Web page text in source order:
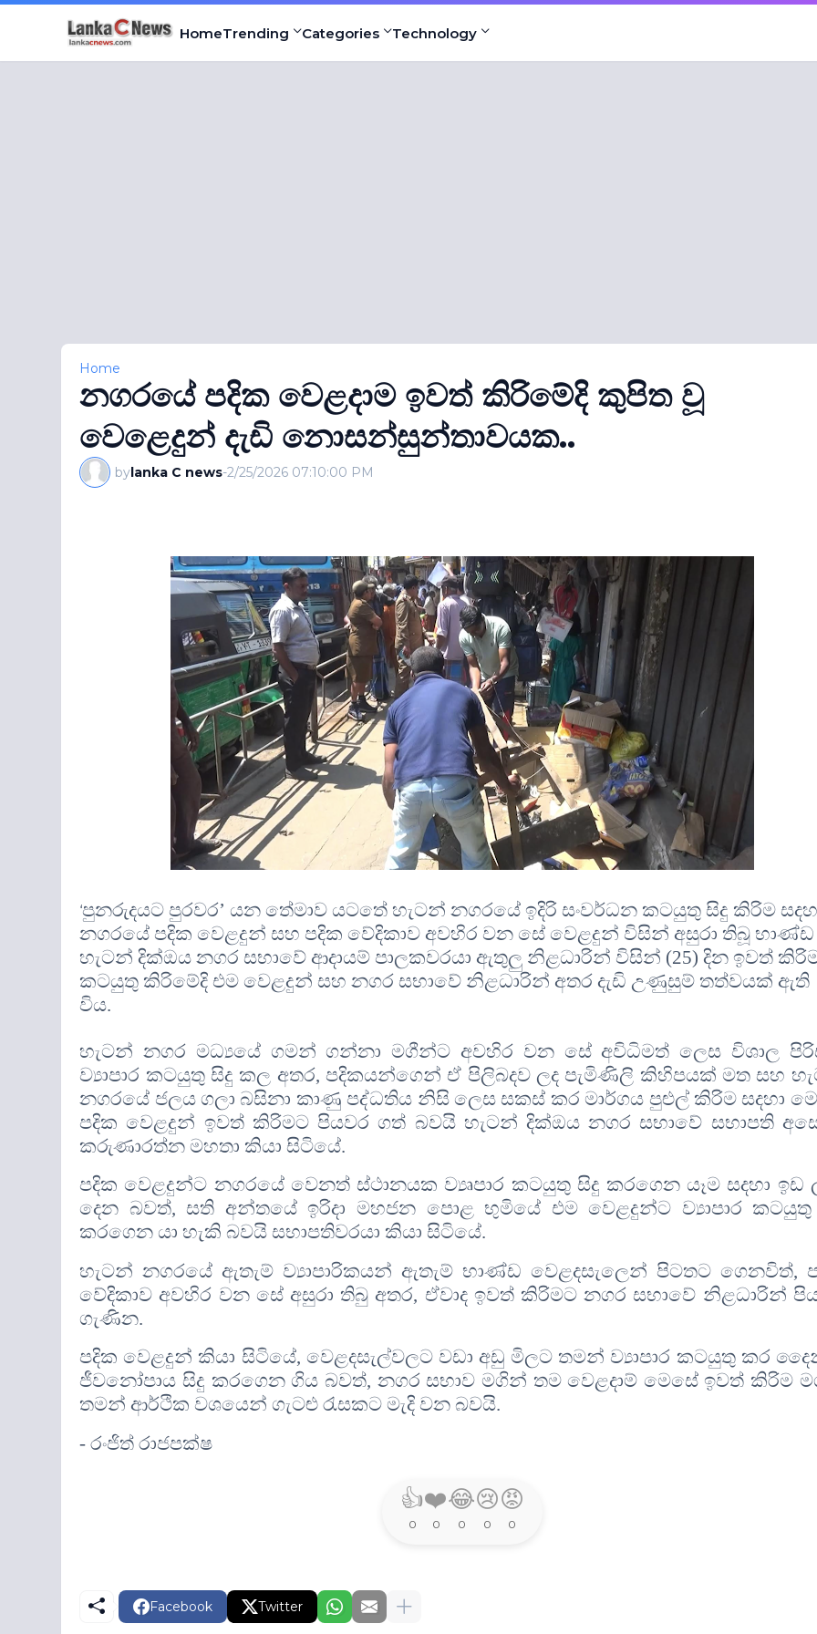
HomeTrending Categories Technology
Home
නගරයේ පදික වෙළදාම ඉවත් කිරිමේදි කුපිත වූ
වෙළෙදුන් දැඩි නොසන්සුන්තාවයක..
bylanka C news-2/25/2026 07:10:00 PM
‘පුනරුදයට පුරවර’ යන තේමාව යටතේ හැටන් නගරයේ ඉදිරි සංවර්ධන කටයුතු සිදු කිරිම
නගරයේ පදික වෙළදුන් සහ පදික වේදිකාව අවහිර වන සේ වෙළදුන් විසින් අසුරා තිබූ භාණ්ඩ
හැටන් දික්ඔය නගර සභාවේ ආදායම් පාලකවරයා ඇතුලු නිළධාරින් විසින් (25) දින ඉවත්
කටයුතු කිරිමේදි එම වෙළදුන් සහ නගර සභාවේ නිළධාරින් අතර දැඩි උණුසුම් තත්වයක් ඇති
විය.
හැටන් නගර මධ්‍යයේ ගමන් ගන්නා මගීන්ට අවහිර වන සේ අවිධිමත් ලෙස විශාල
ව්‍යාපාර කටයුතු සිදු කල අතර, පදිකයන්ගෙන් ඒ පිලිබදව ලද පැමිණිලි කිහිපයක් මත සහ
නගරයේ ජලය ගලා බසිනා කාණු පද්ධතිය නිසි ලෙස සකස් කර මාර්ගය පුළුල් කිරිම සදහා
පදික වෙළදුන් ඉවත් කිරිමට පියවර ගත් බවයි හැටන් දික්ඔය නගර සභාවේ සභාපති
කරුණාරත්න මහතා කියා සිටියේ.
පදික වෙළදුන්ට නගරයේ වෙනත් ස්ථානයක ව්‍යෘපාර කටයුතු සිදු කරගෙන යෑම සදහා ඉඩ
දෙන බවත්, සති අන්තයේ ඉරිදා මහජන පොළ භුමියේ එම වෙළදුන්ට ව්‍යාපාර කටයුතු
කරගෙන යා හැකි බවයි සභාපතිවරයා කියා සිටියේ.
හැටන් නගරයේ ඇතැම් ව්‍යාපාරිකයන් ඇතැම් භාණ්ඩ වෙළදසැලෙන් පිටතට ගෙනවිත්,
වේදිකාව අවහිර වන සේ අසුරා තිබු අතර, ඒවාද ඉවත් කිරිමට නගර සභාවේ නිළධාරින්
ගැණින.
පදික වෙළදුන් කියා සිටියේ, වෙළදසැල්වලට වඩා අඩු මිලට තමන් ව්‍යාපාර කටයුතු කර
ජීවනෝපාය සිදු කරගෙන ගිය බවත්, නගර සභාව මගින් තම වෙළදාම් මෙසේ ඉවත් කිරිම
තමන් ආර්ථික වශයෙන් ගැටළු රැසකට මැදි වන බවයි.
-රංජිත් රාජපක්ෂ
👍
0
❤️
0
😂
0
😢
0
😡
0
Facebook Twitter